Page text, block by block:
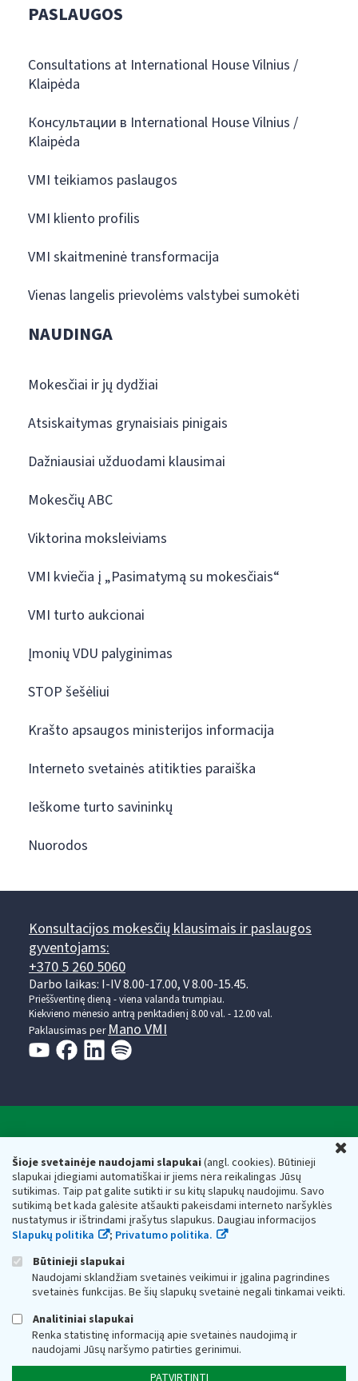
Šioje svetainėje naudojami slapukai(angl. cookies). Būtinieji
slapukai įdiegiami automatiškai ir jiems nėra reikalingas Jūsų
sutikimas. Taip pat galite sutikti ir su kitų slapukų naudojimu. Savo
sutikimą bet kada galėsite atšaukti pakeisdami interneto naršyklės
nustatymus ir ištrindami įrašytus slapukus. Daugiau informacijos
Slapukų politika
; Privatumo politika.
Būtinieji slapukai
Naudojami sklandžiam svetainės veikimui ir įgalina pagrindines
svetainės funkcijas. Be šių slapukų svetainė negali tinkamai veikti.
Analitiniai slapukai
Renka statistinę informaciją apie svetainės naudojimą ir
naudojami Jūsų naršymo patirties gerinimui.
PATVIRTINTI
PASLAUGOS
Consultations at International House Vilnius /
Klaipėda
Консультации в International House Vilnius /
Klaipėda
VMI teikiamos paslaugos
VMI kliento profilis
VMI skaitmeninė transformacija
Vienas langelis prievolėms valstybei sumokėti
NAUDINGA
Mokesčiai ir jų dydžiai
Atsiskaitymas grynaisiais pinigais
Dažniausiai užduodami klausimai
Mokesčių ABC
Viktorina moksleiviams
VMI kviečia į „Pasimatymą su mokesčiais“
VMI turto aukcionai
Įmonių VDU palyginimas
STOP šešėliui
Krašto apsaugos ministerijos informacija
Interneto svetainės atitikties paraiška
Ieškome turto savininkų
Nuorodos
Konsultacijos mokesčių klausimais ir paslaugos
gyventojams:
+370 5 260 5060
Darbo laikas: I-IV 8.00-17.00, V 8.00-15.45.
Prieššventinę dieną - viena valanda trumpiau.
Kiekvieno mėnesio antrą penktadienį 8.00 val. - 12.00 val.
Paklausimas per Mano VMI
Respublikos finansų ministerijos
Biudžetinė įstaiga. Juridinio asmens kodas — 188659752,
adresas: Vasario 16-osios g. 14, 01107 Vilnius, Lietuva, el.paštas:
vmi@vmi.lt, E. pristatymo dėžutės adresas 188659752
Duomenys apie Valstybinę mokesčių inspekciją prie Lietuvos
Respublikos finansų ministerijos kaupiami ir saugomi Juridinių